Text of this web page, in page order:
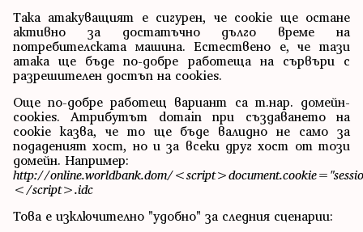
Така атакуващият е сигурен, че cookie ще остане
активно за достатъчно дълго време на
потребителската машина. Естествено е, че тази
атака ще бъде по-добре работеща на сървъри с
разрешителен достъп на cookies.
Още по-добре работещ вариант са т.нар. домейн-
cookies. Атрибутът domain при създаването на
cookie казва, че то ще бъде валидно не само за
подаденият хост, но и за всеки друг хост от този
домейн. Например:
http://online.worldbank.dom/
</script>.idc
Това е изключително "удобно" за следния сценарии: